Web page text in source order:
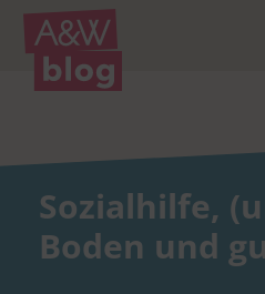
Sozialhilfe,
Boden und